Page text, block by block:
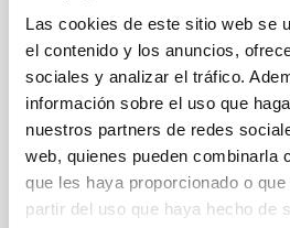
Las cookies de este sitio web se
el contenido y los anuncios,
sociales y analizar el tráfico.
información sobre el uso que
nuestros partners de redes
web, quienes pueden combinarla
que les haya proporcionado o
partir del uso que haya hecho de
el futuro observatorio de
gamma más grande y potente
su avance constante hacia su
iniciales. En una rueda de
en Santa Cruz de La Palma,
representantes de la
(CTAO ERIC), la Colaboración
Cabildo de La Palma y el
Canarias (IAC) se reunieron